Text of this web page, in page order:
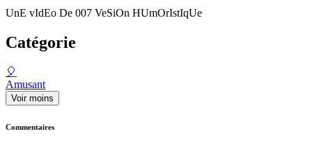
UnE vIdEo De 007 VeSiOn HUmOrIstIqUe
Catégorie
🎈
Amusant
Voir moins
Commentaires